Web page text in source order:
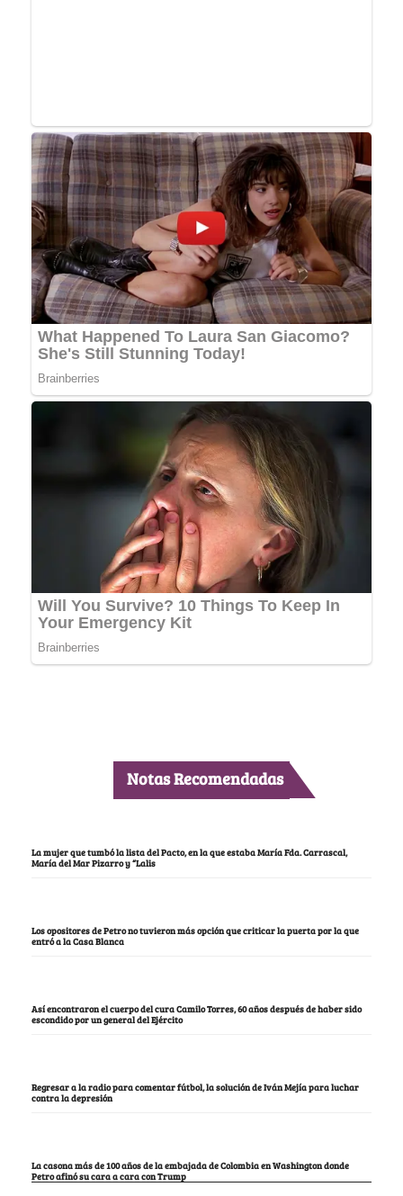
Notas Recomendadas
La mujer que tumbó la lista del Pacto, en la que estaba María Fda. Carrascal,
María del Mar Pizarro y “Lalis
Los opositores de Petro no tuvieron más opción que criticar la puerta por la que
entró a la Casa Blanca
Así encontraron el cuerpo del cura Camilo Torres, 60 años después de haber sido
escondido por un general del Ejército
Regresar a la radio para comentar fútbol, la solución de Iván Mejía para luchar
contra la depresión
La casona más de 100 años de la embajada de Colombia en Washington donde
Petro afinó su cara a cara con Trump